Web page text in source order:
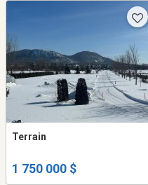
Terrain
1 750 000 $